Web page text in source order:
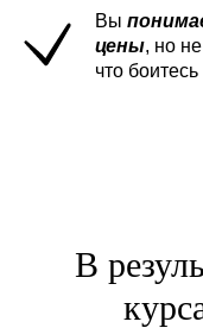
Вы
цены, но
что
В